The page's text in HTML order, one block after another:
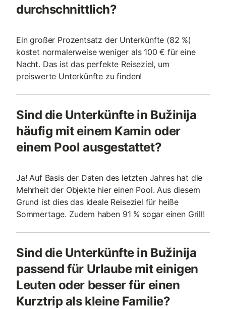
durchschnittlich?
Ein großer Prozentsatz der Unterkünfte (82 %)
kostet normalerweise weniger als 100 € für eine
Nacht. Das ist das perfekte Reiseziel, um
preiswerte Unterkünfte zu finden!
Sind die Unterkünfte in Bužinija
häufig mit einem Kamin oder
einem Pool ausgestattet?
Ja! Auf Basis der Daten des letzten Jahres hat die
Mehrheit der Objekte hier einen Pool. Aus diesem
Grund ist dies das ideale Reiseziel für heiße
Sommertage. Zudem haben 91 % sogar einen Grill!
Sind die Unterkünfte in Bužinija
passend für Urlaube mit einigen
Leuten oder besser für einen
Kurztrip als kleine Familie?